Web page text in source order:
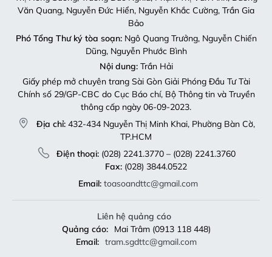
Văn Quang, Nguyễn Đức Hiển, Nguyễn Khắc Cường, Trần Gia
Bảo
Phó Tổng Thư ký tòa soạn:Ngô Quang Trưởng, Nguyễn Chiến
Dũng, Nguyễn Phước Bình
Nội dung:Trần Hải
Giấy phép mở chuyên trang Sài Gòn Giải Phóng Đầu Tư Tài
Chính số 29/GP-CBC do Cục Báo chí, Bộ Thông tin và Truyền
thông cấp ngày 06-09-2023.
Địa chỉ: 432-434 Nguyễn Thị Minh Khai, Phường Bàn Cờ,
TP.HCM
Điện thoại:(028) 2241.3770 – (028) 2241.3760
Fax:(028) 3844.0522
Email: toasoandttc@gmail.com
Liên hệ quảng cáo
Quảng cáo:
Mai Trâm (0913 118 448)
Email: tram.sgdttc@gmail.com